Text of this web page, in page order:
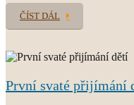
ČÍST DÁL
První svaté přijímání